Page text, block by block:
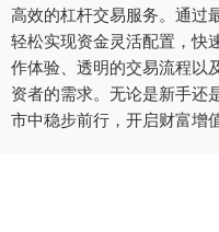
高效的杠杆交易服务。通过
轻松实现资金灵活配置，快
作体验、透明的交易流程以
资者的需求。无论是新手还
市中稳步前行，开启财富增